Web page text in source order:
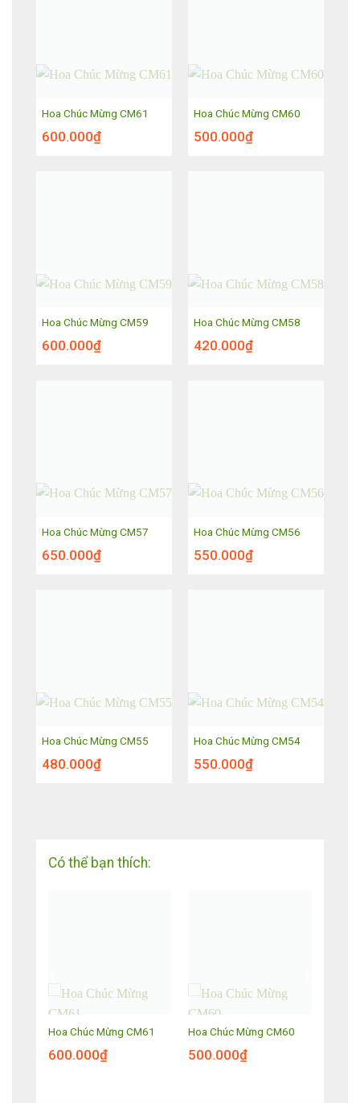
Hoa Chúc Mừng CM61
600.000₫
Hoa Chúc Mừng CM60
500.000₫
Hoa Chúc Mừng CM59
600.000₫
Hoa Chúc Mừng CM58
420.000₫
Hoa Chúc Mừng CM57
650.000₫
Hoa Chúc Mừng CM56
550.000₫
Hoa Chúc Mừng CM55
480.000₫
Hoa Chúc Mừng CM54
550.000₫
Có thể bạn thích:
Hoa Chúc Mừng CM61
600.000₫
Hoa Chúc Mừng CM60
500.000₫